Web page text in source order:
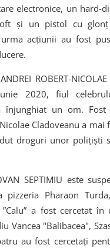
electronice, un hard-
și un pistol cu
acțiunii au fost
ANDREI ROBERT-
2020, fiul
înjunghiat un om.
Cladoveanu a mai
droguri unor polițiști
SEPTIMIU este
pizzeria Pharaon
a fost cercetat în
Vancea "Balibacea",
au fost cercetați